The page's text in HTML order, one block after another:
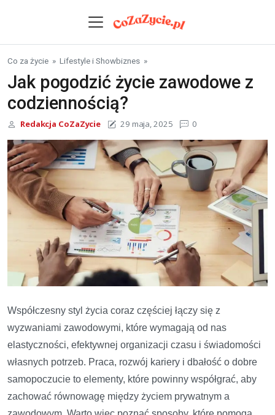
Co za życie » Lifestyle i Showbiznes »
Jak pogodzić życie zawodowe z
codziennością?
Redakcja CoZaZycie 29 maja, 2025 0
Współczesny styl życia coraz częściej łączy się z
wyzwaniami zawodowymi, które wymagają od nas
elastyczności, efektywnej organizacji czasu i świadomości
własnych potrzeb. Praca, rozwój kariery i dbałość o dobre
samopoczucie to elementy, które powinny współgrać, aby
zachować równowagę między życiem prywatnym a